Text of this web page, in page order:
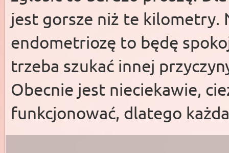
jest gorsze niż te kilometry.
endometriozę to będę
trzeba szukać innej
Obecnie jest nieciekawie,
funkcjonować, dlatego